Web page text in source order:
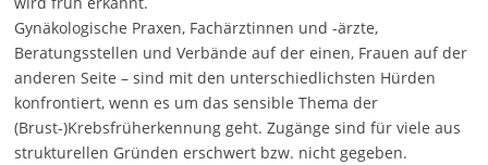
Gynäkologische Praxen, Fachärztinnen und -ärzte,
Beratungsstellen und Verbände auf der einen, Frauen auf der
anderen Seite – sind mit den unterschiedlichsten Hürden
konfrontiert, wenn es um das sensible Thema der
(Brust-)Krebsfrüherkennung geht. Zugänge sind für viele aus
strukturellen Gründen erschwert bzw. nicht gegeben.